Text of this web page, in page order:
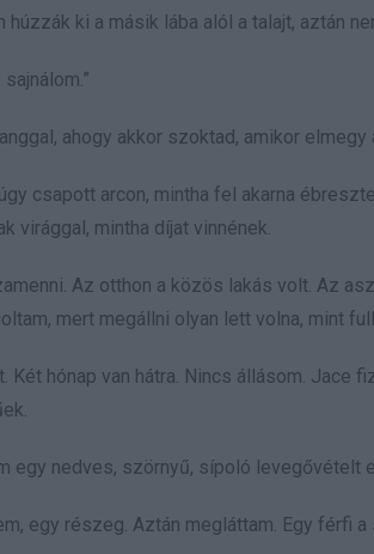
húzzák ki a másik lába alól a talajt, aztán
ahogy akkor szoktad, amikor
csapott arcon, mintha fel akarna
virággal, mintha díjat vinnének.
Az otthon a közös lakás volt. Az
mert megállni olyan lett volna, mint
Két hónap van hátra. Nincs állásom. Jace
egy nedves, szörnyű, sípoló levegővételt
egy részeg. Aztán megláttam. Egy férfi